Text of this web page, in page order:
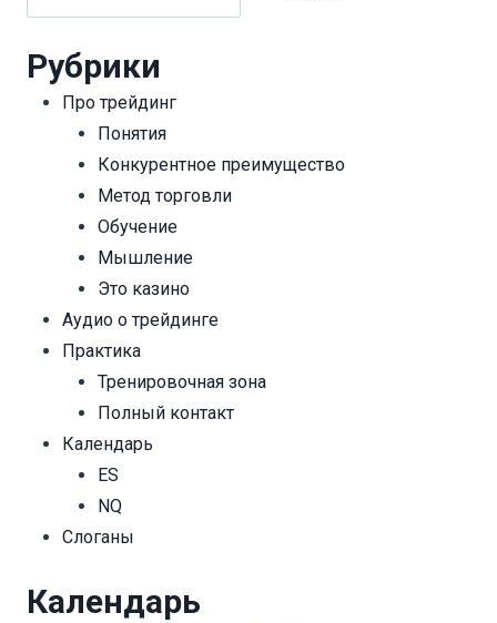
Рубрики
Про трейдинг
Понятия
Конкурентное преимущество
Метод торговли
Обучение
Мышление
Это казино
Аудио о трейдинге
Практика
Тренировочная зона
Полный контакт
Календарь
ES
NQ
Cлоганы
Календарь